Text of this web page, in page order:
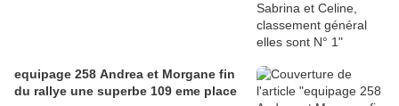
equipage 258 Andrea et Morgane fin
du rallye une superbe 109 eme place